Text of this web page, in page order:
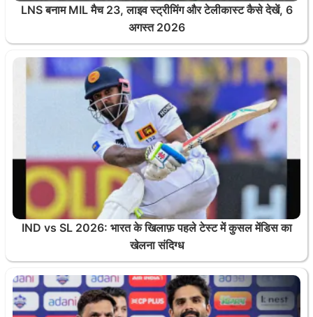
LNS बनाम MIL मैच 23, लाइव स्ट्रीमिंग और टेलीकास्ट कैसे देखें, 6
अगस्त 2026
IND vs SL 2026: भारत के खिलाफ़ पहले टेस्ट में कुसल मेंडिस का
खेलना संदिग्ध